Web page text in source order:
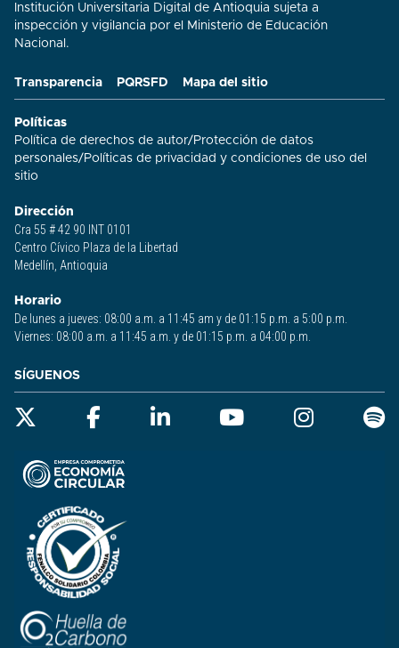
Transparencia PQRSFD Mapa del sitio
Políticas
Política de derechos de autor/ Protección de datos
personales/ Políticas de privacidad y condiciones de uso del
sitio​
Dirección
Cra 55 # 42 90 INT 0101
Centro Cívico Plaza de la Libertad
Medellín, Antioquia
Horario
De lunes a jueves: 08:00 a.m. a 11:45 am y de 01:15 p.m. a 5:00 p.m.
Viernes: 08:00 a.m. a 11:45 a.m. y de 01:15 p.m. a 04:00 p.m.
Institución Universitaria Digital de Antioquia sujeta a
inspección y vigilancia por el Ministerio de Educación
Nacional.
SÍGUENOS